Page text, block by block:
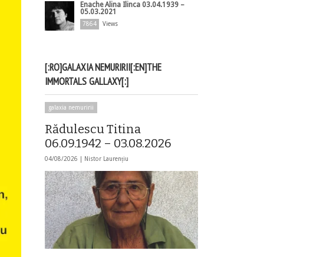
Enache Alina Ilinca 03.04.1939 –
05.03.2021
7864 Views
[:RO]GALAXIA NEMURIRII[:EN]THE
IMMORTALS GALLAXY[:]
galaxia nemuririi
Rădulescu Titina
06.09.1942 – 03.08.2026
04/08/2026 | Nistor Laurențiu